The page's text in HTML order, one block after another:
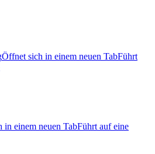
Öffnet sich in einem neuen TabFührt
in einem neuen TabFührt auf eine